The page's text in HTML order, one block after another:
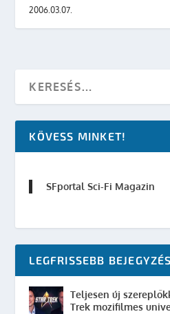
2006.03.07.
KÖVESS MINKET!
SFportal Sci-Fi Magazin
LEGFRISSEBB
Teljesen új
Trek mozifilmes